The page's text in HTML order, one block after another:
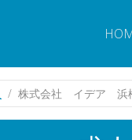
株式会社 イデア 浜